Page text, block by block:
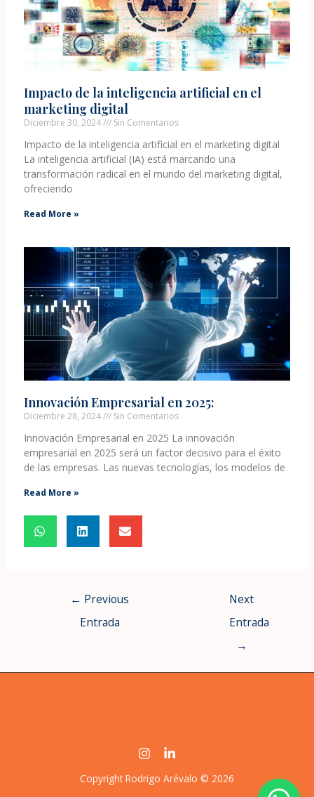
Impacto de la inteligencia artificial en el
marketing digital
Diciembre 30, 2024 Sin Comentarios
Impacto de la inteligencia artificial en el marketing digital
La inteligencia artificial (IA) está marcando una
transformación radical en el mundo del marketing digital,
ofreciendo
Read More »
Innovación Empresarial en 2025:
Diciembre 28, 2024 Sin Comentarios
Innovación Empresarial en 2025 La innovación
empresarial en 2025 será un factor decisivo para el éxito
de las empresas. Las nuevas tecnologías, los modelos de
Read More »
← Previous
Entrada
Next
Entrada
→
Copyright Rodrigo Arévalo © 2026